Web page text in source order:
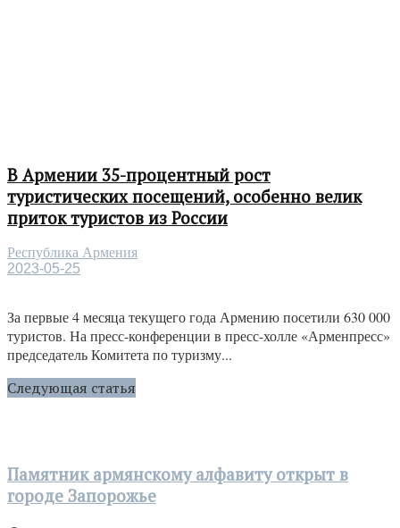
В Армении 35-процентный рост
туристических посещений, особенно велик
приток туристов из России
Республика Армения
2023-05-25
За первые 4 месяца текущего года Армению посетили 630 000
туристов. На пресс-конференции в пресс-холле «Арменпресс»
председатель Комитета по туризму...
Следующая статья
Памятник армянскому алфавиту открыт в
городе Запорожье